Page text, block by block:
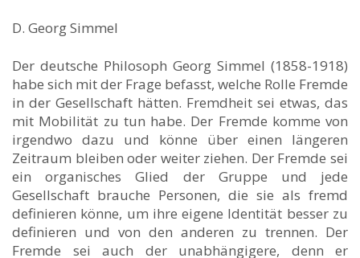
D. Georg Simmel
Der deutsche Philosoph Georg Simmel (1858-1918)
habe sich mit der Frage befasst, welche Rolle Fremde
in der Gesellschaft hätten. Fremdheit sei etwas, das
mit Mobilität zu tun habe. Der Fremde komme von
irgendwo dazu und könne über einen längeren
Zeitraum bleiben oder weiter ziehen. Der Fremde sei
ein organisches Glied der Gruppe und jede
Gesellschaft brauche Personen, die sie als fremd
definieren könne, um ihre eigene Identität besser zu
definieren und von den anderen zu trennen. Der
Fremde sei auch der unabhängigere, denn er